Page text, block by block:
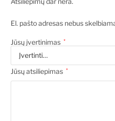
El. pašto adresas nebus
Jūsų įvertinimas *
Jūsų atsiliepimas *